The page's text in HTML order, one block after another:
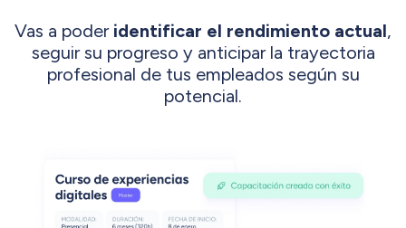
Vas a poder identificar el rendimiento actual,
seguir su progreso y anticipar la trayectoria
profesional de tus empleados según su
potencial.